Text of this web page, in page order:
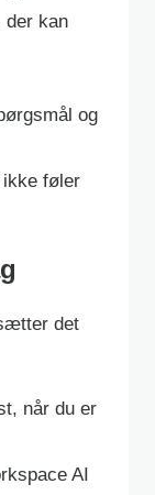
der kan
og
ikke føler
det
når du er
AI